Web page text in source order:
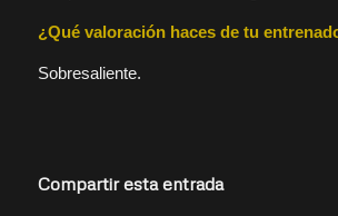
¿Qué valoración haces de tu
Sobresaliente.
Compartir esta entrada